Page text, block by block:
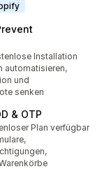
insgesamtInstallation
automatisieren,
und
senken
& OTP
insgesamtPlan verfügbar